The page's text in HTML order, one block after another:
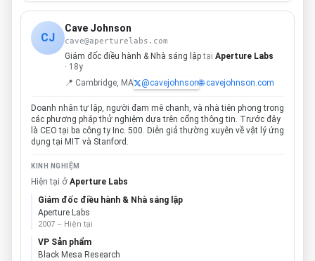
CJ
Cave Johnson
cave@aperturelabs.com
Giám đốc điều hành & Nhà sáng lậptại Aperture Labs
· 18y
📍 Cambridge, MA
@cavejohnson🌐 cavejohnson.com
Doanh nhân tự lập, người đam mê chanh, và nhà tiên phong trong
các phương pháp thử nghiệm dựa trên cổng thông tin. Trước đây
là CEO tại ba công ty Inc. 500. Diễn giả thường xuyên về vật lý ứng
dụng tại MIT và Stanford.
KINH NGHIỆM
Hiện tại ở Aperture Labs
Giám đốc điều hành & Nhà sáng lập
Aperture Labs
2007 – Hiện tại
VP Sản phẩm
Black Mesa Research